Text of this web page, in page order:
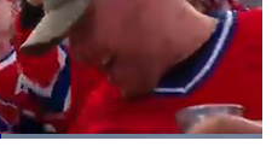
Loaded: